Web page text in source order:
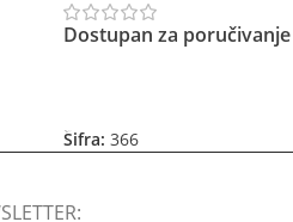
Dostupan za poručivanje
Šifra: 366